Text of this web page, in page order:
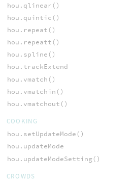
hou.qlinear()
hou.quintic()
hou.repeat()
hou.repeatt()
hou.spline()
hou.trackExtend
hou.vmatch()
hou.vmatchin()
hou.vmatchout()
COOKING
hou.setUpdateMode()
hou.updateMode
hou.updateModeSetting()
CROWDS